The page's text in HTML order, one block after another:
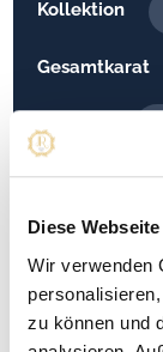
Diese
Wir verwenden
zu können und
Kollektion
Gesamtkarat
Material
Feingehalt
Gewicht
Steinfarbe